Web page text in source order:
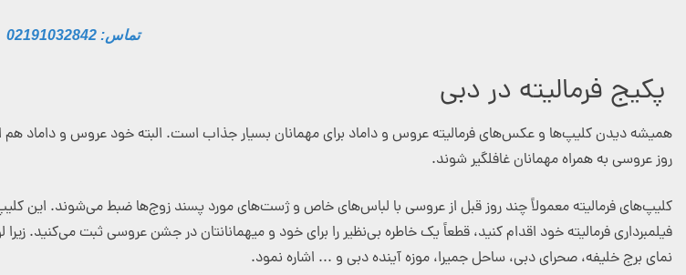
تماس: 02191032842
پکیج فرمالیته در دبی
همیشه دیدن کلیپ‌ها و عکس‌های فرمالیته عروس و داماد برای مهمانان بسیار جذاب است. البته خود عروس و داماد هم
روز عروسی به همراه مهمانان غافلگیر شوند.
کلیپ‌های فرمالیته معمولاً چند روز قبل از عروسی با لباس‌های خاص و ژست‌های مورد پسند زوج‌ها ضبط می‌شوند. این
فیلمبرداری فرمالیته خود اقدام کنید، قطعاً یک خاطره بی‌نظیر را برای خود و میهمانانتان در جشن عروسی ثبت می‌کنید.
نمای برج خلیفه، صحرای دبی، ساحل جمیرا، موزه آینده دبی و ... اشاره نمود.